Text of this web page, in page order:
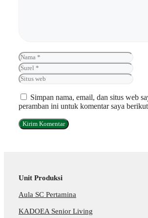
Nama
Simpan nama, email, dan situs web
peramban ini untuk komentar saya
Unit Produksi
Aula SC Pertamina
KADOEA Senior Living